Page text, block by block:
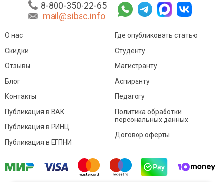
8-800-350-22-65
mail@sibac.info
О нас
Скидки
Отзывы
Блог
Контакты
Где опубликовать статью
Студенту
Магистранту
Аспиранту
Педагогу
Публикация в ВАК
Публикация в РИНЦ
Публикация в ЕГПНИ
Политика обработки
персональных данных
Договор оферты